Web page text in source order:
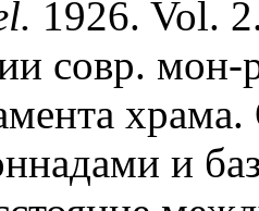
1926. Vol.
совр.
храма.
и